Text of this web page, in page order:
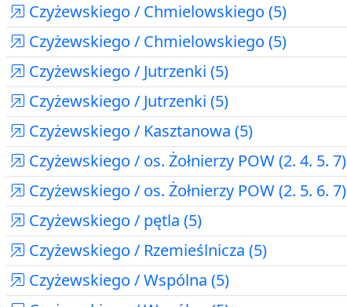
Czyżewskiego / Chmielowskiego (5)
Czyżewskiego / Chmielowskiego (5)
Czyżewskiego / Jutrzenki (5)
Czyżewskiego / Jutrzenki (5)
Czyżewskiego / Kasztanowa (5)
Czyżewskiego / os. Żołnierzy POW (2. 4. 5. 7)
Czyżewskiego / os. Żołnierzy POW (2. 5. 6. 7)
Czyżewskiego / pętla (5)
Czyżewskiego / Rzemieślnicza (5)
Czyżewskiego / Wspólna (5)